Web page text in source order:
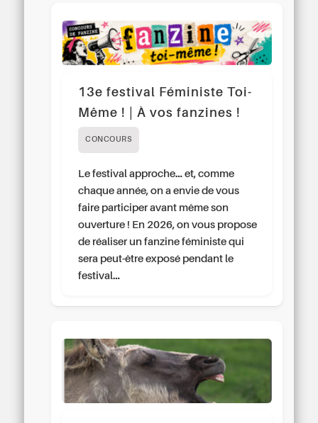
13e festival Féministe Toi-
Même ! | À vos fanzines !
CONCOURS
Le festival approche… et, comme
chaque année, on a envie de vous
faire participer avant même son
ouverture ! En 2026, on vous propose
de réaliser un fanzine féministe qui
sera peut-être exposé pendant le
festival…